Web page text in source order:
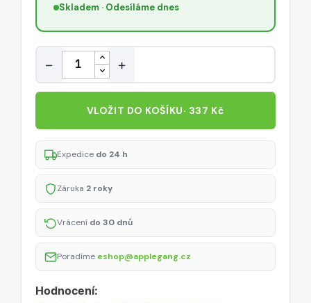
Skladem · Odesíláme dnes
Množství
− +
VLOŽIT DO KOŠÍKU· 337 Kč
Expedice do 24 h
Záruka 2 roky
Vrácení do 30 dnů
Poradíme eshop@applegang.cz
Hodnocení: